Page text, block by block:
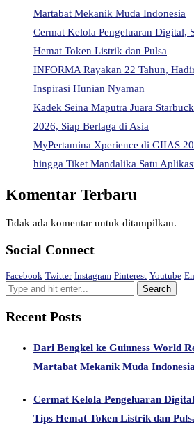
Martabat Mekanik Muda Indonesia
Cermat Kelola Pengeluaran Digital,
Hemat Token Listrik dan Pulsa
INFORMA Rayakan 22 Tahun,
Inspirasi Hunian Nyaman
Kadek Seina Maputra Juara
2026, Siap Berlaga di Asia
MyPertamina Xperience di GIIAS
hingga Tiket Mandalika Satu
Komentar Terbaru
Tidak ada komentar untuk ditampilkan.
Social Connect
Facebook Twitter Instagram Pinterest Youtube
Recent Posts
Dari Bengkel ke Guinness World
Martabat Mekanik Muda Indonesia
Cermat Kelola Pengeluaran
Tips Hemat Token Listrik dan